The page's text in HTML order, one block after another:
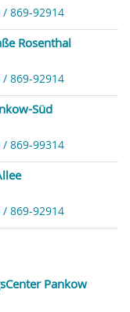
/ 869-92914
Rosenthal
/ 869-92914
Süd
/ 869-99314
/ 869-92914
Pankow